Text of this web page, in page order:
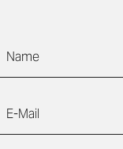
Name
E-Mail